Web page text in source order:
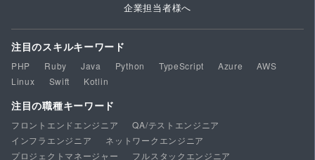
企業担当者様へ
注目のスキルキーワード
PHP Ruby Java Python TypeScript Azure
AWS
Linux
Swift Kotlin
注目の職種キーワード
フロントエンドエンジニア
QA/テストエンジニア
インフラエンジニア
ネットワークエンジニア
プロジェクトマネージャー
フルスタックエンジニア